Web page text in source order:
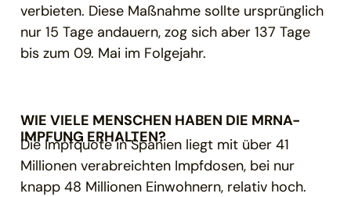
verbieten. Diese Maßnahme sollte ursprünglich
nur 15 Tage andauern, zog sich aber 137 Tage
bis zum 09. Mai im Folgejahr.
WIE VIELE MENSCHEN HABEN DIE MRNA-
IMPFUNG ERHALTEN?
Die Impfquote in Spanien liegt mit über 41
Millionen verabreichten Impfdosen, bei nur
knapp 48 Millionen Einwohnern, relativ hoch.